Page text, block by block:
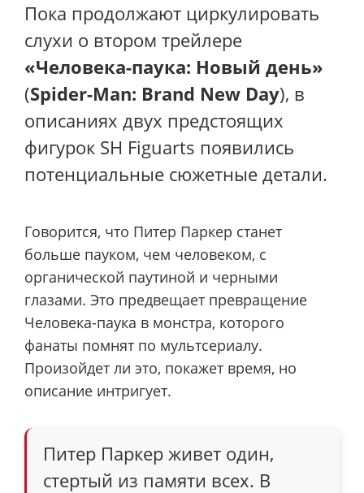
Пока продолжают циркулировать
слухи о втором трейлере
«Человека-паука: Новый день»
(Spider-Man: Brand New Day), в
описаниях двух предстоящих
фигурок SH Figuarts появились
потенциальные сюжетные детали.
Говорится, что Питер Паркер станет
больше пауком, чем человеком, с
органической паутиной и черными
глазами. Это предвещает превращение
Человека-паука в монстра, которого
фанаты помнят по мультсериалу.
Произойдет ли это, покажет время, но
описание интригует.
Питер Паркер живет один,
стертый из памяти всех. В